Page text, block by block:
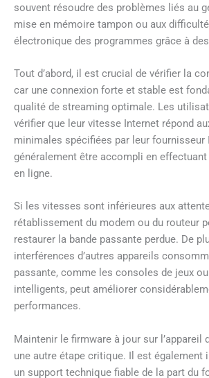
souvent résoudre des problèmes liés au
mise en mémoire tampon ou aux
électronique des programmes grâce à
Tout d’abord, il est crucial de vérifier la
car une connexion forte et stable est
qualité de streaming optimale. Les
vérifier que leur vitesse Internet répond
minimales spécifiées par leur fournisseur
généralement être accompli en
en ligne.
Si les vitesses sont inférieures aux
rétablissement du modem ou du routeur
restaurer la bande passante perdue. De
interférences d’autres appareils
passante, comme les consoles de jeux
intelligents, peut améliorer
performances.
Maintenir le firmware à jour sur l’appareil
une autre étape critique. Il est également
un support technique fiable de la part du